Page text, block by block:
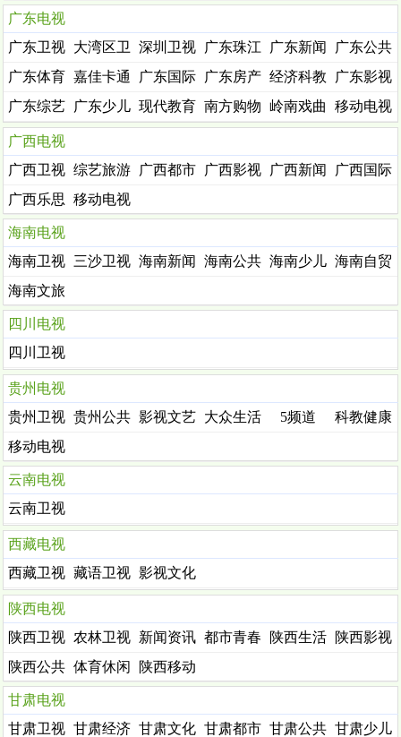
广东电视
广东卫视
大湾区卫
视
深圳卫视 广东珠江 广东新闻
广东公共
广东体育 嘉佳卡通 广东国际 广东房产 经济科教
广东影视
广东综艺
广东少儿 现代教育 南方购物 岭南戏曲 移动电视
广西电视
广西卫视 综艺旅游 广西都市 广西影视 广西新闻
广西国际
广西乐思
购
移动电视
海南电视
海南卫视
三沙卫视 海南新闻 海南公共 海南少儿 海南自贸
海南文旅
四川电视
四川卫视
贵州电视
贵州卫视 贵州公共 影视文艺 大众生活 5频道
科教健康
移动电视
云南电视
云南卫视
西藏电视
西藏卫视 藏语卫视 影视文化
陕西电视
陕西卫视 农林卫视 新闻资讯 都市青春 陕西生活
陕西影视
陕西公共 体育休闲 陕西移动
甘肃电视
甘肃卫视 甘肃经济 甘肃文化 甘肃都市 甘肃公共 甘肃少儿